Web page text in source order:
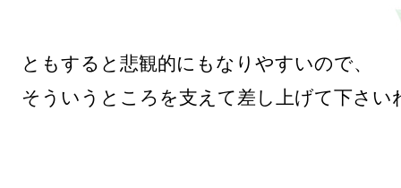
ともすると悲観的にもなりやすいので、
そういうところを支えて差し上げて下さい